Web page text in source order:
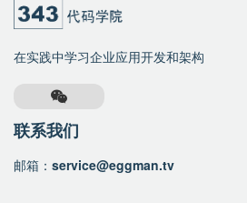
在实践中学习企业应用开发和架构
联系我们
邮箱： service@eggman.tv